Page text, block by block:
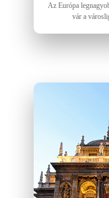
Az Európa
vár a